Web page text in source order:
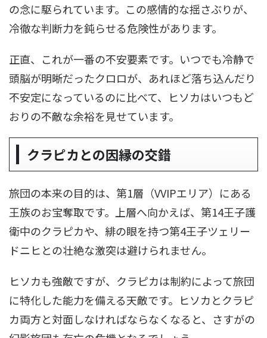
の念に駆られています。この感情的な揺さぶりが、
冷徹な判断力を鈍らせる危険性があります。
正直、これが一番の不安要素です。いつでも冷静で
頭脳が明晰だったクロロが、あれほど落ち込んだり
不安定になっているのに比べて、ヒソカはいつもど
おりの不敵な余裕を見せています。
クラピカとの因縁の交錯
旅団の本来の目的は、第1層（VVIPエリア）にある
王族のお宝奪取です。上層へ向かえば、第14王子護
衛中のクラピカや、緋の眼を持つ第4王子ツェリー
ドニヒとの壮絶な激突は避けられません。
ヒソカも強敵ですが、クラピカは制約によって旅団
に特化した能力を備える天敵です。ヒソカとクラピ
カ両方と対面しなければならなくなると、さすがの